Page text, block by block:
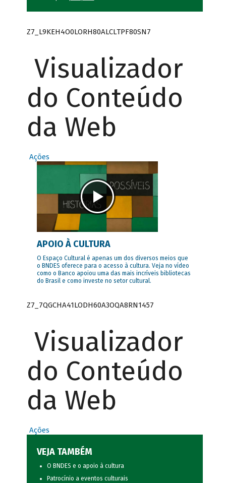
Z7_L9KEH4O0LORH80ALCLTPF80SN7
Visualizador
do Conteúdo
da Web
Ações
APOIO À CULTURA
O Espaço Cultural é apenas um dos diversos meios que
o BNDES oferece para o acesso à cultura. Veja no vídeo
como o Banco apoiou uma das mais incríveis bibliotecas
do Brasil e como investe no setor cultural.
Z7_7QGCHA41LODH60A3OQA8RN1457
Visualizador
do Conteúdo
da Web
Ações
VEJA TAMBÉM
O BNDES e o apoio à cultura
Patrocínio a eventos culturais